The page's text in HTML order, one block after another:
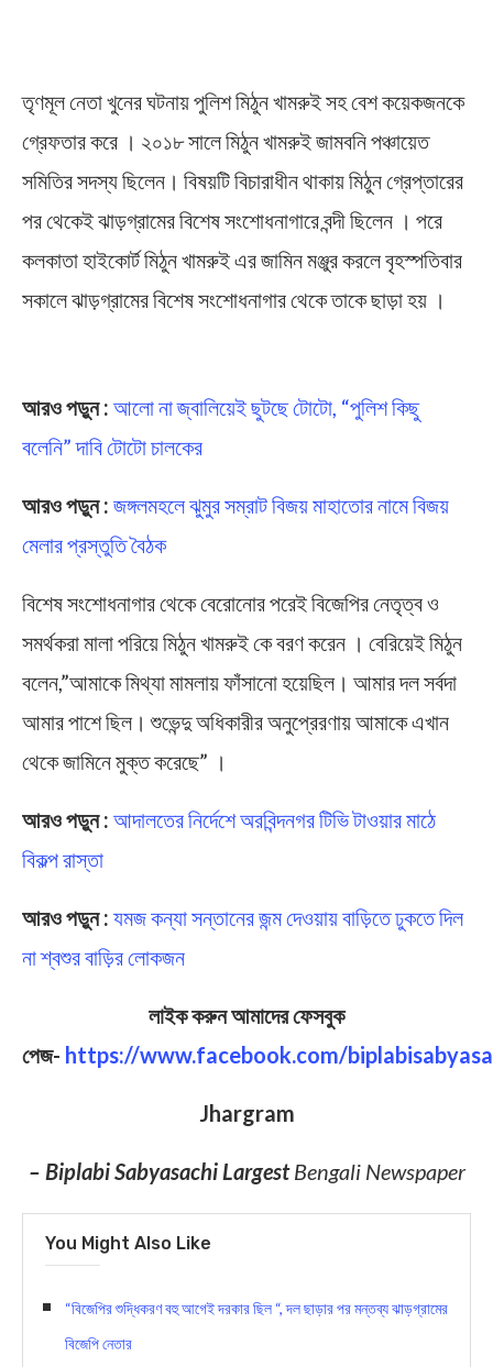
তৃণমূল নেতা খুনের ঘটনায় পুলিশ মিঠুন খামরুই সহ বেশ কয়েকজনকে
গ্রেফতার করে । ২০১৮ সালে মিঠুন খামরুই জামবনি পঞ্চায়েত
সমিতির সদস্য ছিলেন। বিষয়টি বিচারাধীন থাকায় মিঠুন গ্রেপ্তারের
পর থেকেই ঝাড়গ্রামের বিশেষ সংশোধনাগারে বন্দী ছিলেন । পরে
কলকাতা হাইকোর্ট মিঠুন খামরুই এর জামিন মঞ্জুর করলে বৃহস্পতিবার
সকালে ঝাড়গ্রামের বিশেষ সংশোধনাগার থেকে তাকে ছাড়া হয় ।
আরও পড়ুন : আলো না জ্বালিয়েই ছুটছে টোটো, “পুলিশ কিছু
বলেনি” দাবি টোটো চালকের
আরও পড়ুন : জঙ্গলমহলে ঝুমুর সম্রাট বিজয় মাহাতোর নামে বিজয়
মেলার প্রস্তুতি বৈঠক
বিশেষ সংশোধনাগার থেকে বেরোনোর পরেই বিজেপির নেতৃত্ব ও
সমর্থকরা মালা পরিয়ে মিঠুন খামরুই কে বরণ করেন । বেরিয়েই মিঠুন
বলেন,”আমাকে মিথ্যা মামলায় ফাঁসানো হয়েছিল। আমার দল সর্বদা
আমার পাশে ছিল। শুভেন্দু অধিকারীর অনুপ্রেরণায় আমাকে এখান
থেকে জামিনে মুক্ত করেছে” ।
আরও পড়ুন : আদালতের নির্দেশে অরবিন্দনগর টিভি টাওয়ার মাঠে
বিকল্প রাস্তা
আরও পড়ুন : যমজ কন্যা সন্তানের জন্ম দেওয়ায় বাড়িতে ঢুকতে দিল
না শ্বশুর বাড়ির লোকজন
লাইক করুন আমাদের ফেসবুক
পেজ- https://www.facebook.com/
Jhargram
– Biplabi Sabyasachi LargestBengali Newspaper
You Might Also Like
“বিজেপির শুদ্ধিকরণ বহু আগেই দরকার ছিল “, দল ছাড়ার পর মন্তব্য ঝাড়গ্র‍ামের
বিজেপি নেতার